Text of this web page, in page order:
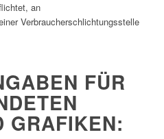
an
Verbraucherschlichtungsstelle
FÜR
GRAFIKEN: